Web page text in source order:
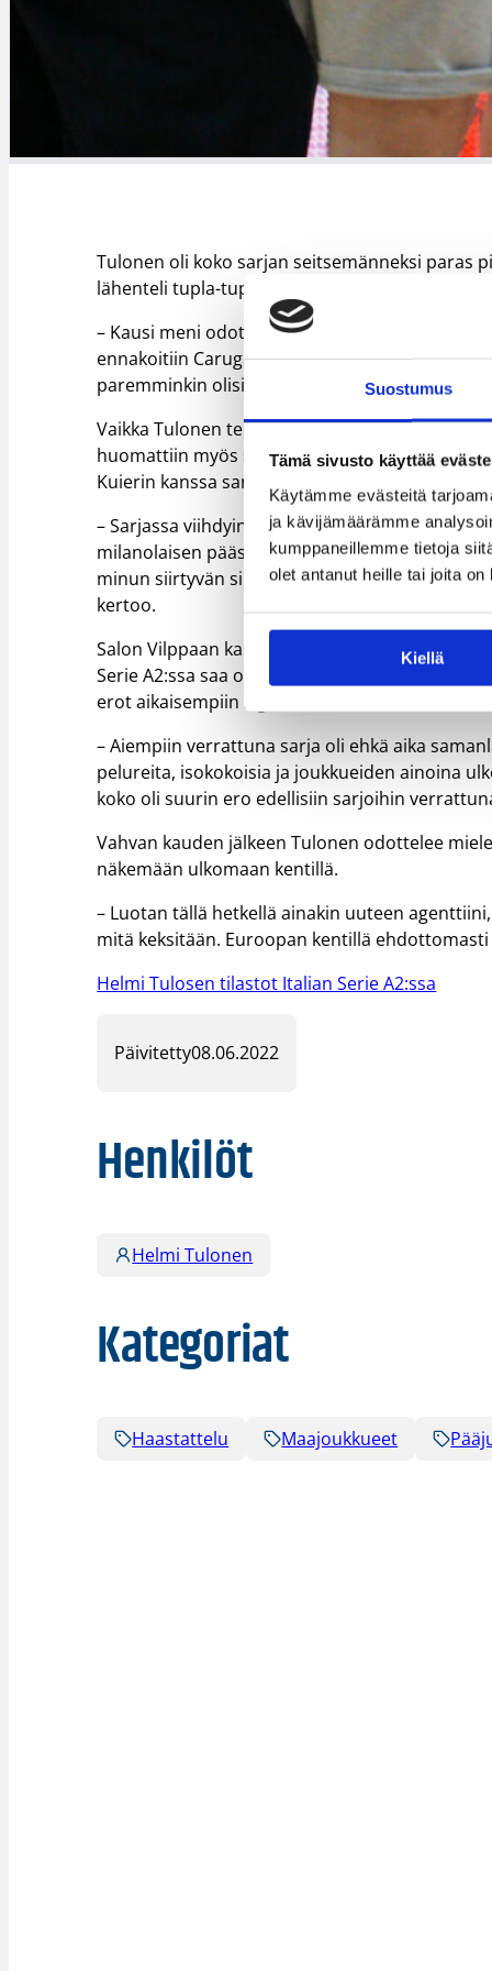
Suostumus
Tämä sivusto käyttää
Käytämme evästeitä
ja kävijämäärämme
kumppaneillemme tietoja
olet antanut heille tai joita
Kiellä
Tulonen oli koko sarjan seitsemänneksi paras
lähenteli tupla-tuplan keskiarvoa 9,96
– Kausi meni odotuksiin nähden hyvin. Meillä
ennakoitiin Carugatelle suoraa tippumista
paremminkin olisi voinut mennä, joten olen
Vaikka Tulonen teki kovaa jälkeä Serie
huomattiin myös sarjaporrasta ylempänä Serie
Kuierin kanssa samaan sarjaan.
– Sarjassa viihdyin aluksi hyvin, mutta loppua
milanolaisen pääsarjajoukkueen kanssa ja
minun siirtyvän sinne keväällä pelaamaan,
kertoo.
Salon Vilppaan kasvatti on aiemmin urallaan
Serie A2:ssa saa olla vain yksi
erot aikaisempiin liigakokemuksiin olivat
– Aiempiin verrattuna sarja oli ehkä aika
pelureita, isokokoisia ja joukkueiden ainoina
koko oli suurin ero edellisiin sarjoihin
Vahvan kauden jälkeen Tulonen odottelee
näkemään ulkomaan kentillä.
– Luotan tällä hetkellä ainakin uuteen
mitä keksitään. Euroopan kentillä
Helmi Tulosen tilastot Italian Serie A2:ssa
Päivitetty08.06.2022
Henkilöt
Helmi Tulonen
Kategoriat
Haastattelu Maajoukkueet